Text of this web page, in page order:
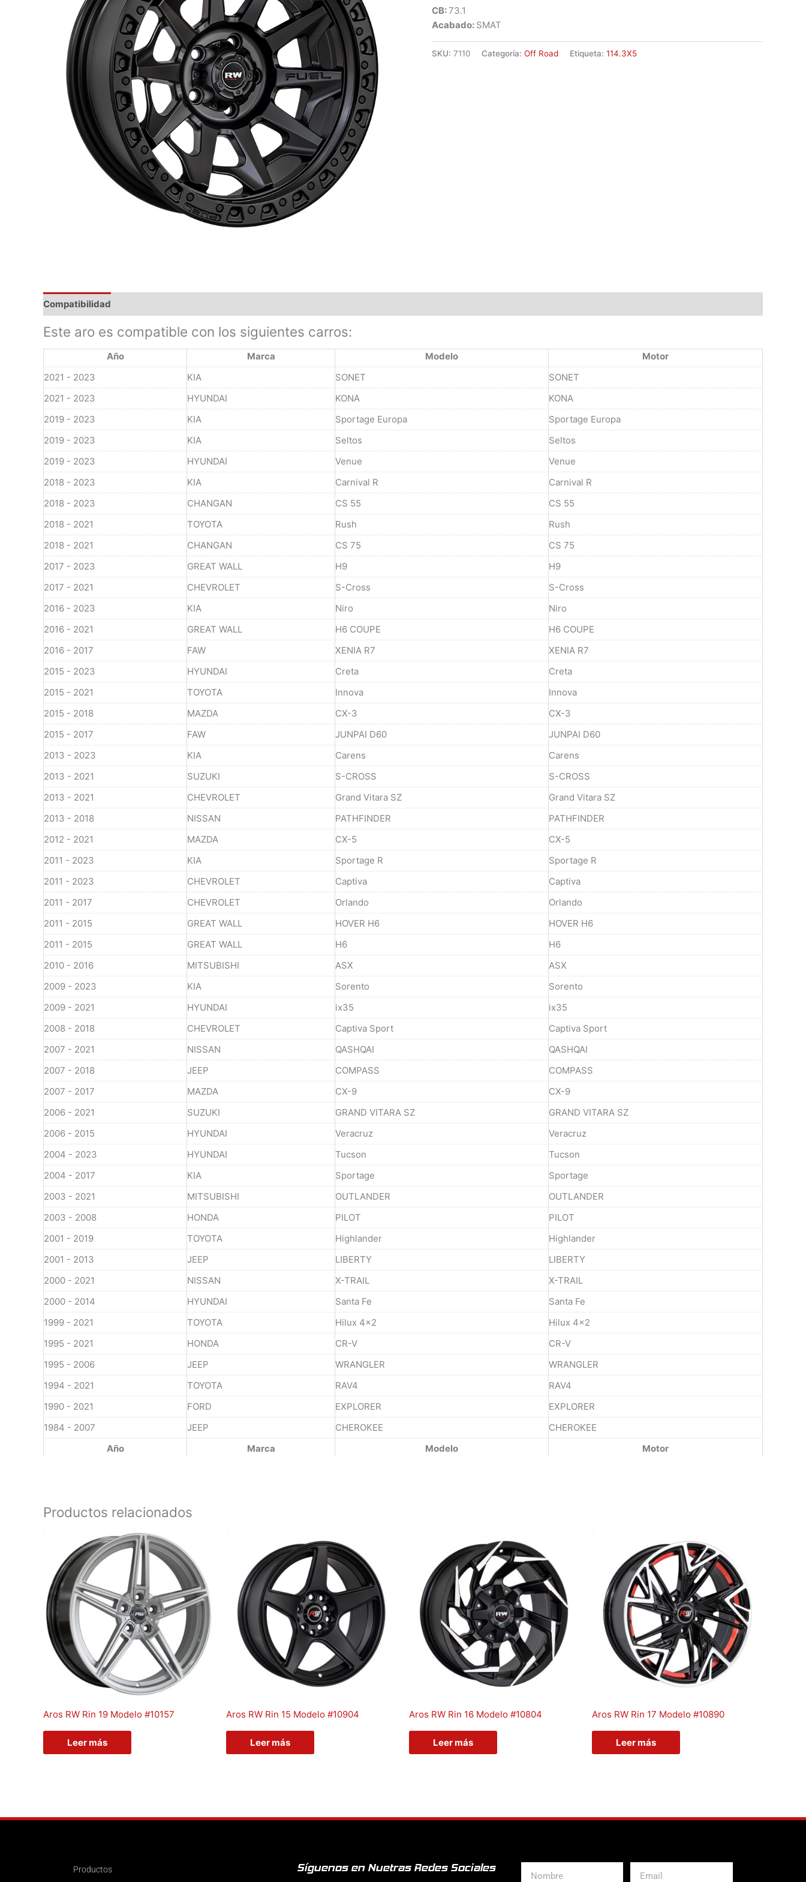
CB:73.1
Acabado: SMAT
SKU: 7110 Categoría: Off Road Etiqueta: 114.3X5
Compatibilidad
Este aro es compatible con los siguientes carros:
Año Marca Modelo Motor
Año Marca Modelo Motor
2021 - 2023 KIA SONET
SONET
2021 - 2023
HYUNDAI KONA
KONA
2019 - 2023
KIA Sportage Europa
Sportage Europa
2019 - 2023
KIA Seltos
Seltos
2019 - 2023
HYUNDAI Venue
Venue
2018 - 2023
KIA Carnival R
Carnival R
2018 - 2023
CHANGAN CS 55
CS 55
2018 - 2021
TOYOTA Rush
Rush
2018 - 2021
CHANGAN CS 75
CS 75
2017 - 2023
GREAT WALL H9
H9
2017 - 2021
CHEVROLET S-Cross
S-Cross
2016 - 2023
KIA Niro
Niro
2016 - 2021
GREAT WALL H6 COUPE
H6 COUPE
2016 - 2017
FAW XENIA R7
XENIA R7
2015 - 2023
HYUNDAI Creta
Creta
2015 - 2021
TOYOTA Innova
Innova
2015 - 2018
MAZDA CX-3
CX-3
2015 - 2017
FAW JUNPAI D60
JUNPAI D60
2013 - 2023
KIA Carens
Carens
2013 - 2021
SUZUKI S-CROSS
S-CROSS
2013 - 2021
CHEVROLET Grand Vitara SZ
Grand Vitara SZ
2013 - 2018
NISSAN PATHFINDER
PATHFINDER
2012 - 2021
MAZDA CX-5
CX-5
2011 - 2023
KIA Sportage R
Sportage R
2011 - 2023
CHEVROLET Captiva
Captiva
2011 - 2017
CHEVROLET Orlando
Orlando
2011 - 2015
GREAT WALL HOVER H6
HOVER H6
2011 - 2015
GREAT WALL H6
H6
2010 - 2016
MITSUBISHI ASX
ASX
2009 - 2023
KIA Sorento
Sorento
2009 - 2021
HYUNDAI ix35
ix35
2008 - 2018
CHEVROLET Captiva Sport
Captiva Sport
2007 - 2021
NISSAN QASHQAI
QASHQAI
2007 - 2018
JEEP COMPASS
COMPASS
2007 - 2017
MAZDA CX-9
CX-9
2006 - 2021
SUZUKI GRAND VITARA SZ
GRAND VITARA SZ
2006 - 2015
HYUNDAI Veracruz
Veracruz
2004 - 2023
HYUNDAI Tucson
Tucson
2004 - 2017
KIA Sportage
Sportage
2003 - 2021
MITSUBISHI OUTLANDER
OUTLANDER
2003 - 2008
HONDA PILOT
PILOT
2001 - 2019
TOYOTA Highlander
Highlander
2001 - 2013
JEEP LIBERTY
LIBERTY
2000 - 2021
NISSAN X-TRAIL
X-TRAIL
2000 - 2014
HYUNDAI Santa Fe
Santa Fe
1999 - 2021
TOYOTA Hilux 4x2
Hilux 4x2
1995 - 2021
HONDA CR-V
CR-V
1995 - 2006
JEEP WRANGLER
WRANGLER
1994 - 2021
TOYOTA RAV4
RAV4
1990 - 2021
FORD EXPLORER
EXPLORER
1984 - 2007
JEEP CHEROKEE CHEROKEE
Productos relacionados
Aros RW Rin 19 Modelo #10157
Leer más
Aros RW Rin 15 Modelo #10904
Leer más
Aros RW Rin 16 Modelo #10804
Leer más
Aros RW Rin 17 Modelo #10890
Leer más
Productos Síguenos en Nuetras Redes Sociales